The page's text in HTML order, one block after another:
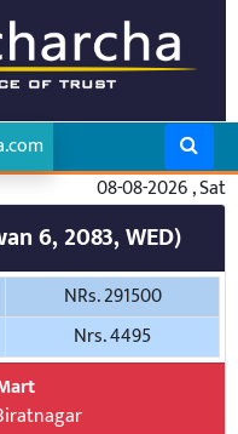
08-08-2026 , Sat
6, 2083, WED)
NRs. 291500
Nrs. 4495